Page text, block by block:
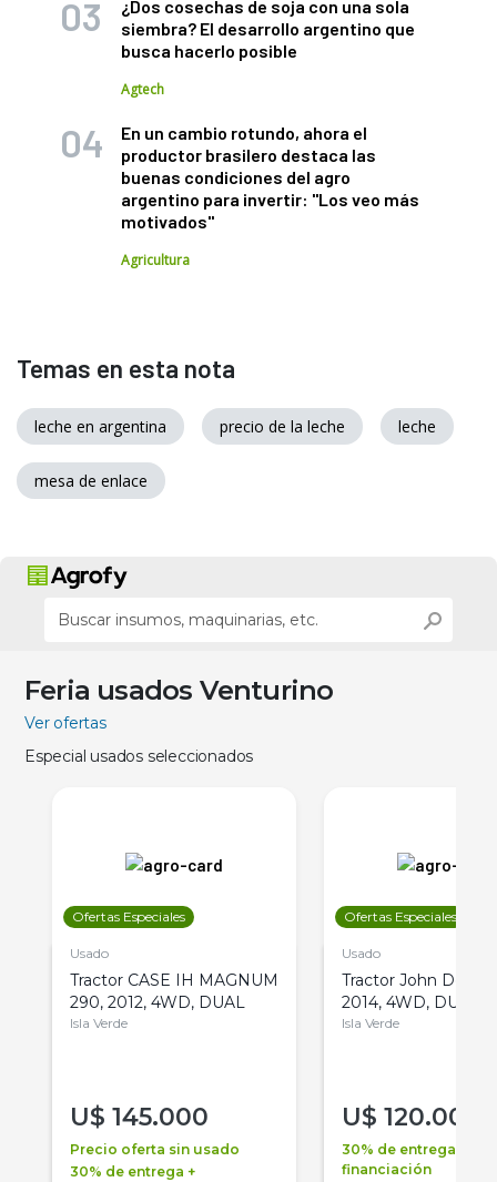
¿Dos cosechas de soja con una sola
siembra? El desarrollo argentino que
busca hacerlo posible
Agtech
En un cambio rotundo, ahora el
productor brasilero destaca las
buenas condiciones del agro
argentino para invertir: "Los veo más
motivados"
Agricultura
Temas en esta nota
leche en argentina precio de la leche leche
mesa de enlace
Feria usados Venturino
Ver ofertas
Especial usados seleccionados
Ofertas Especiales
Usado
Tractor CASE IH MAGNUM
290, 2012, 4WD, DUAL
Isla Verde
U$ 145.000
Precio oferta sin usado
30% de entrega +
Ofertas Especiales
Usado
Tractor John Deere
2014, 4WD, DUAL
Isla Verde
U$ 120.000
30% de entrega +
financiación